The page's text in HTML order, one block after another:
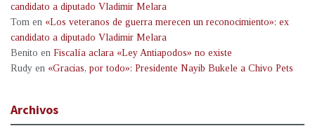
candidato a diputado Vladimir Melara
Tom en «Los veteranos de guerra merecen un reconocimiento»: ex
candidato a diputado Vladimir Melara
Benito en Fiscalía aclara «Ley Antiapodos» no existe
Rudy en «Gracias, por todo»: Presidente Nayib Bukele a Chivo Pets
Archivos